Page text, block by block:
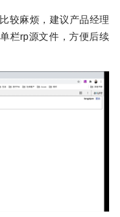
较麻烦，建议产品经理
栏rp源文件，方便后续